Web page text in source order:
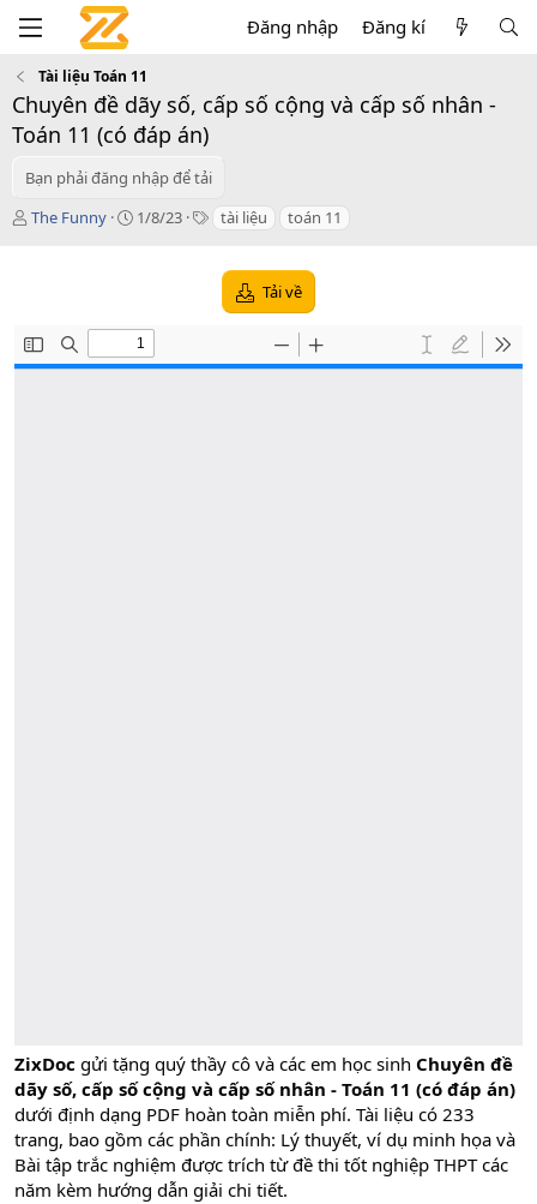
Đăng nhập Đăng kí
Tài liệu Toán 11
Chuyên đề dãy số, cấp số cộng và cấp số nhân -
Toán 11 (có đáp án)
Bạn phải đăng nhập để tải
T
The Funny
C
o
n
1/8/23
T tài liệu toán 11
Tải về
ZixDoc gửi tặng quý thầy cô và các em học sinh Chuyên đề
dãy số, cấp số cộng và cấp số nhân - Toán 11 (có đáp án)
dưới định dạng PDF hoàn toàn miễn phí. Tài liệu có 233
trang, bao gồm các phần chính: Lý thuyết, ví dụ minh họa và
Bài tập trắc nghiệm được trích từ đề thi tốt nghiệp THPT các
năm kèm hướng dẫn giải chi tiết.